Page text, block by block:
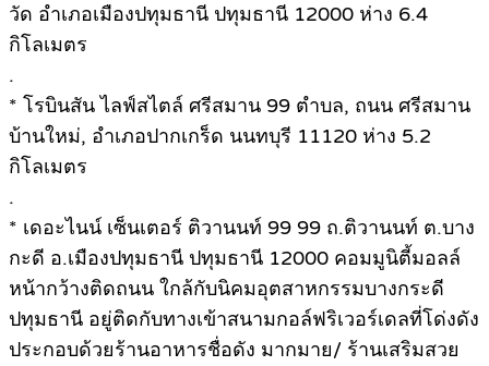
วัด อำเภอเมืองปทุมธานี ปทุมธานี 12000 ห่าง 6.4
กิโลเมตร
.
* โรบินสัน ไลฟ์สไตล์ ศรีสมาน 99 ตําบล, ถนน ศรีสมาน
บ้านใหม่, อำเภอปากเกร็ด นนทบุรี 11120 ห่าง 5.2
กิโลเมตร
.
* เดอะไนน์ เซ็นเตอร์ ติวานนท์ 99 99 ถ.ติวานนท์ ต.บาง
กะดี อ.เมืองปทุมธานี ปทุมธานี 12000 คอมมูนิตี้มอลล์
หน้ากว้างติดถนน ใกล้กับนิคมอุตสาหกรรมบางกระดี
ปทุมธานี อยู่ติดกับทางเข้าสนามกอล์ฟริเวอร์เดลที่โด่งดัง
ประกอบด้วยร้านอาหารชื่อดัง มากมาย/ ร้านเสริมสวย